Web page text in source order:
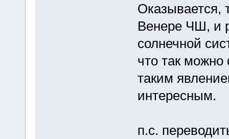
Оказывается,
Венере ЧШ, и
солнечной
что так
таким
интересным.
п.с.